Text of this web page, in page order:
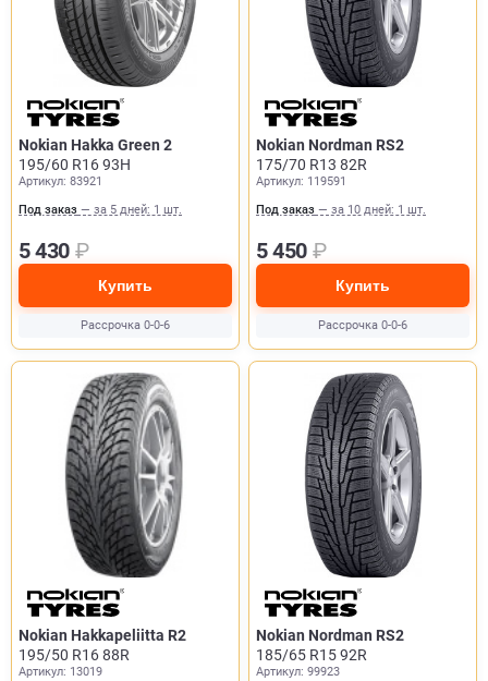
Nokian Hakka Green 2
195/60 R16 93H
Артикул: 83921
Под заказ — за 5 дней: 1 шт.
5 430 ₽
Купить
Рассрочка 0-0-6
Nokian Nordman RS2
175/70 R13 82R
Артикул: 119591
Под заказ — за 10 дней: 1 шт.
5 450 ₽
Купить
Рассрочка 0-0-6
Nokian Hakkapeliitta R2
195/50 R16 88R
Артикул: 13019
Nokian Nordman RS2
185/65 R15 92R
Артикул: 99923